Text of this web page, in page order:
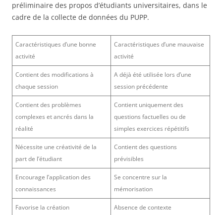
préliminaire des propos d’étudiants universitaires, dans le
cadre de la collecte de données du PUPP.
Caractéristiques d’une bonne
activité
Caractéristiques d’une mauvaise
activité
Contient des modifications à
chaque session
A déjà été utilisée lors d’une
session précédente
Contient des problèmes
complexes et ancrés dans la
réalité
Contient uniquement des
questions factuelles ou de
simples exercices répétitifs
Nécessite une créativité de la
part de l’étudiant
Contient des questions
prévisibles
Encourage l’application des
connaissances
Se concentre sur la
mémorisation
Favorise la création Absence de contexte